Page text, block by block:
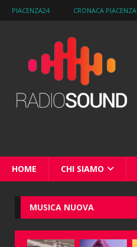
PIACENZA24 CRONACA PIACENZA
HOME CHI SIAMO
MUSICA NUOVA